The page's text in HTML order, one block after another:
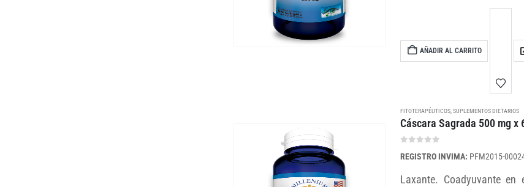
AÑADIR AL CARRITO
FITOTERAPÉUTICOS SUPLEMENTOS DIETARIOS
Cáscara Sagrada 500 mg x
REGISTRO INVIMA: PFM2015-
Laxante. Coadyuvante